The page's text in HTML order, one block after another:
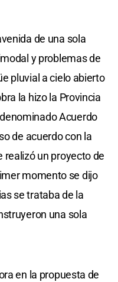
de una sola
y problemas de
pluvial a cielo abierto
la hizo la Provincia
Acuerdo
de acuerdo con la
realizó un proyecto de
momento se dijo
se trataba de la
una sola
en la propuesta de